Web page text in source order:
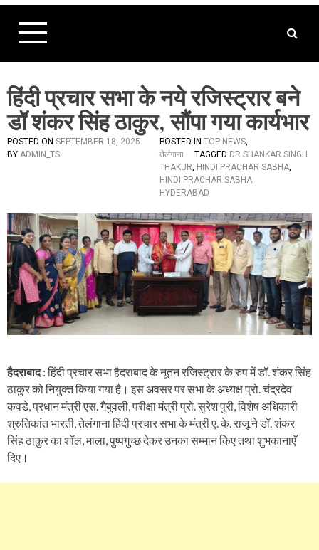
t
हिंदी प्रचार सभा के नये रजिस्ट्रार बने
डॉ शंकर सिंह ठाकुर, सौंपा गया कार्यभार
POSTED ON SEPTEMBER 18, 2025
BY ADMIN_TS
POSTED IN TOP NEWS,
तेलंगाना
TAGGED DR SHANKAR SINGH
THAKUR, HINDI PRACHAR SABHA,
HINDI PRACHAR SABHA
HYDERABAD
हैदराबाद: हिंदी प्रचार सभा हैदराबाद के नूतन रजिस्ट्रार के रुप में डॉ. शंकर सिंह
ठाकुर को नियुक्त किया गया है। इस अवसर पर सभा के अध्यक्ष प्रो. चंद्रदेव
कवडे, प्रधान मंत्री एस. गैबुवली, परीक्षा मंत्री प्रो. सुरेश पुरी, विशेष अधिकारी
श्रुतिकांत भारती, तेलंगाना हिंदी प्रचार सभा के मंत्री ए. के. राजू ने डॉ. शंकर
सिंह ठाकुर का शॉल, माला, पुष्पगुच्छ देकर उनका सम्मान किए तथा शुभकानाएँ
दिए।